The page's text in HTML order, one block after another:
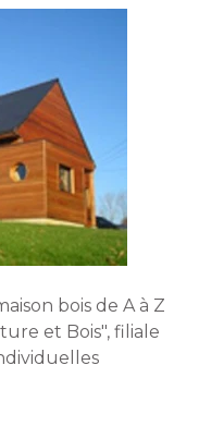
bois de A à Z
et Bois", filiale